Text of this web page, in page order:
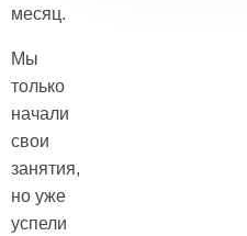
месяц.
Мы
только
начали
свои
занятия,
но уже
успели